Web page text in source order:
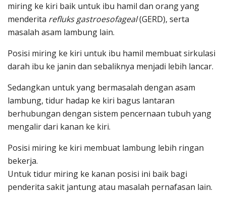
miring ke kiri baik untuk ibu hamil dan orang yang
menderita refluks gastroesofageal(GERD), serta
masalah asam lambung lain.
Posisi miring ke kiri untuk ibu hamil membuat sirkulasi
darah ibu ke janin dan sebaliknya menjadi lebih lancar.
Sedangkan untuk yang bermasalah dengan asam
lambung, tidur hadap ke kiri bagus lantaran
berhubungan dengan sistem pencernaan tubuh yang
mengalir dari kanan ke kiri.
Posisi miring ke kiri membuat lambung lebih ringan
bekerja.
Untuk tidur miring ke kanan posisi ini baik bagi
penderita sakit jantung atau masalah pernafasan lain.